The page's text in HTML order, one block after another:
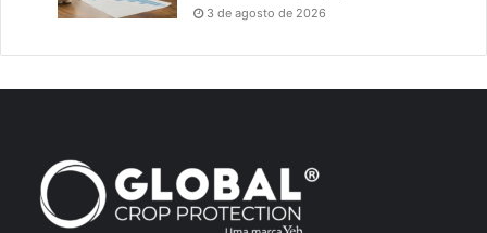
3 de agosto de 2026